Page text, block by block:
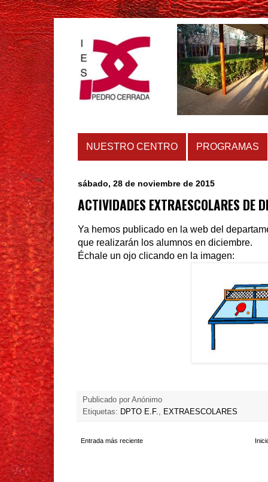
NUESTRO CENTRO PROGRAMAS
sábado, 28 de noviembre de 2015
ACTIVIDADES EXTRAESCOLARES DE
Ya hemos publicado en la web del
que realizarán los alumnos en diciembre.
Échale un ojo clicando en la imagen:
Publicado por Anónimo
Etiquetas: DPTO E.F. EXTRAESCOLARES
Entrada más reciente